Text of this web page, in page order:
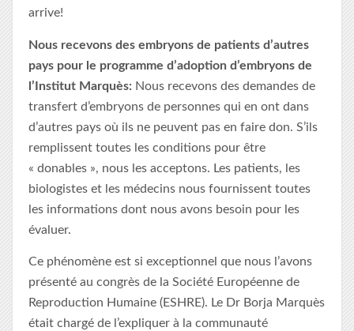
arrive!
Nous recevons des embryons de patients d’autres
pays pour le programme d’adoption d’embryons de
l’Institut Marquès: Nous recevons des demandes de
transfert d’embryons de personnes qui en ont dans
d’autres pays où ils ne peuvent pas en faire don. S’ils
remplissent toutes les conditions pour être
« donables », nous les acceptons. Les patients, les
biologistes et les médecins nous fournissent toutes
les informations dont nous avons besoin pour les
évaluer.
Ce phénomène est si exceptionnel que nous l’avons
présenté au congrès de la Société Européenne de
Reproduction Humaine (ESHRE). Le Dr Borja Marquès
était chargé de l’expliquer à la communauté